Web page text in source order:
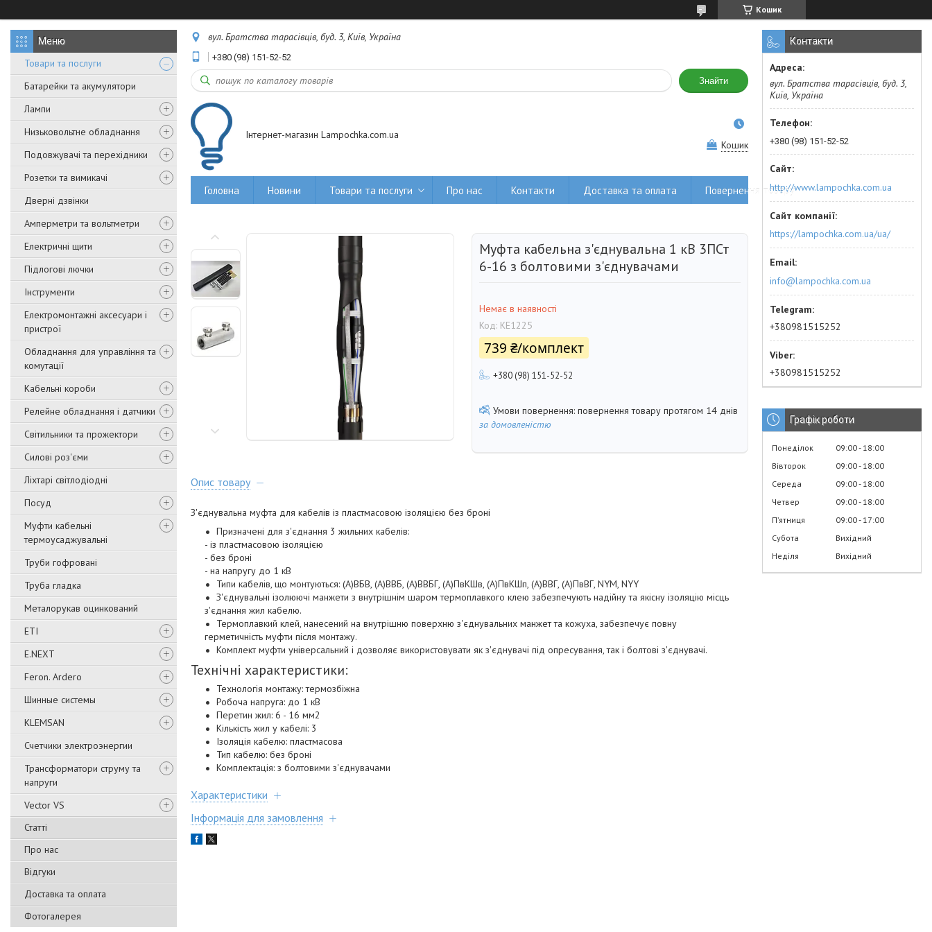
Кошик
Товари та послуги
Батарейки та акумулятори
Лампи
Низьковольтне обладнання
Подовжувачі та перехідники
Розетки та вимикачі
Дверні дзвінки
Амперметри та вольтметри
Електричні щити
Підлогові лючки
Інструменти
Електромонтажні аксесуари і
пристрої
Обладнання для управління та
комутації
Кабельні короби
Релейне обладнання і датчики
Світильники та прожектори
Силові роз'єми
Ліхтарі світлодіодні
Посуд
Муфти кабельні
термоусаджувальні
Труби гофровані
Труба гладка
Металорукав оцинкований
ETI
E.NEXT
Feron. Ardero
Шинные системы
KLEMSAN
Счетчики электроэнергии
Трансформатори струму та
напруги
Vector VS
Статті
Про нас
Відгуки
Доставка та оплата
Фотогалерея
вул. Братства тарасівців, буд. 3, Київ, Україна
+380 (98) 151-52-52
Знайти
Інтернет-магазин Lampochka.com.ua
Кошик
Головна Новини Товари та послуги Про нас Контакти Доставка та оплата Повернення товару
Муфта кабельна з'єднувальна 1 кВ 3ПСт
6-16 з болтовими з'єднувачами
Немає в наявності
Код: KE1225
739 ₴/комплект
+380 (98) 151-52-52
повернення товару протягом 14 днів
за домовленістю
Опис товару
З'єднувальна муфта для кабелів із пластмасовою ізоляцією без броні
Призначені для з'єднання 3 жильних кабелів:
- із пластмасовою ізоляцією
- без броні
- на напругу до 1 кВ
Типи кабелів, що монтуються: (А)ВБВ, (А)ВВБ, (А)ВВБГ, (А)ПвКШв, (А)ПвКШп, (А)ВВГ, (А)ПвВГ, NYM, NYY
З'єднувальні ізолюючі манжети з внутрішнім шаром термоплавкого клею забезпечують надійну та якісну ізоляцію місць
з'єднання жил кабелю.
Термоплавкий клей, нанесений на внутрішню поверхню з'єднувальних манжет та кожуха, забезпечує повну
герметичність муфти після монтажу.
Комплект муфти універсальний і дозволяє використовувати як з'єднувачі під опресування, так і болтові з'єднувачі.
Технічні характеристики:
Технологія монтажу: термозбіжна
Робоча напруга: до 1 кВ
Перетин жил: 6 - 16 мм2
Кількість жил у кабелі: 3
Ізоляція кабелю: пластмасова
Тип кабелю: без броні
Комплектація: з болтовими з'єднувачами
Характеристики
Інформація для замовлення
Контакти
вул. Братства тарасівців, буд. 3,
Київ, Україна
+380 (98) 151-52-52
http://www.lampochka.com.ua
https://lampochka.com.ua/ua/
info@lampochka.com.ua
+380981515252
+380981515252
Графік роботи
Понеділок 09:00 18:00
Вівторок
09:00 18:00
Середа
09:00 18:00
Четвер
09:00 18:00
Пʼятниця
09:00 17:00
Субота
Вихідний
Неділя
Вихідний